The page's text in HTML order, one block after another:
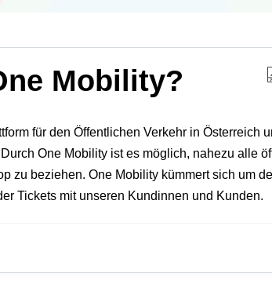
Mobility?
für den Öffentlichen Verkehr in Österreich
One Mobility ist es möglich, nahezu alle
zu beziehen. One Mobility kümmert sich um
Tickets mit unseren Kundinnen und Kunden.